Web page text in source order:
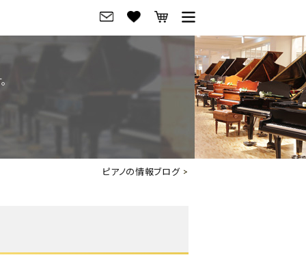
レビュー
ご来店・試弾予約
ご来店・ご試弾予約
会社概要
ピアノの情報ブログ>